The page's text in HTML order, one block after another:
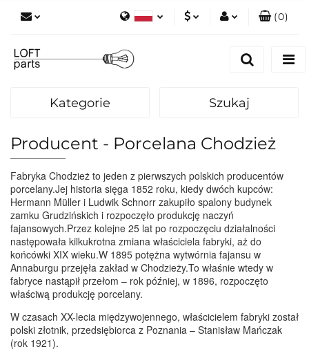
Polski
(0)
Kategorie Szukaj
Producent - Porcelana Chodzież
Fabryka Chodzież to jeden z pierwszych polskich producentów
porcelany.Jej historia sięga 1852 roku, kiedy dwóch kupców:
Hermann Müller i Ludwik Schnorr zakupiło spalony budynek
zamku Grudzińskich i rozpoczęło produkcję naczyń
fajansowych.Przez kolejne 25 lat po rozpoczęciu działalności
następowała kilkukrotna zmiana właściciela fabryki, aż do
końcówki XIX wieku.W 1895 potężna wytwórnia fajansu w
Annaburgu przejęła zakład w Chodzieży.To właśnie wtedy w
fabryce nastąpił przełom – rok później, w 1896, rozpoczęto
właściwą produkcję porcelany.
W czasach XX-lecia międzywojennego, właścicielem fabryki został
polski złotnik, przedsiębiorca z Poznania – Stanisław Mańczak
(rok 1921).